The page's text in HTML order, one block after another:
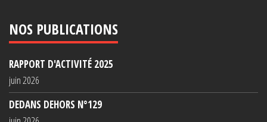
NOS PUBLICATIONS
RAPPORT D'ACTIVITÉ 2025
juin 2026
DEDANS DEHORS N°129